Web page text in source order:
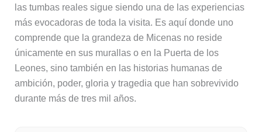
las tumbas reales sigue siendo una de las experiencias
más evocadoras de toda la visita. Es aquí donde uno
comprende que la grandeza de Micenas no reside
únicamente en sus murallas o en la Puerta de los
Leones, sino también en las historias humanas de
ambición, poder, gloria y tragedia que han sobrevivido
durante más de tres mil años.